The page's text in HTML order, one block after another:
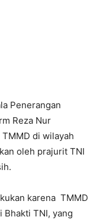
Penerangan
Reza Nur
di wilayah
oleh prajurit TNI
karena TMMD
Bhakti TNI, yang